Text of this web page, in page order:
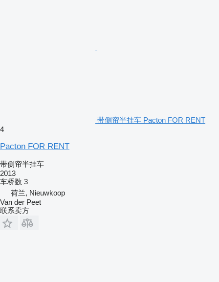
带侧帘半挂车 Pacton FOR RENT
4
Pacton FOR RENT
带侧帘半挂车
2013
车桥数 3
荷兰, Nieuwkoop
Van der Peet
联系卖方